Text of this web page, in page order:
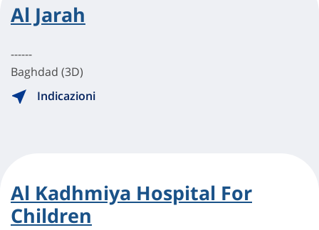
Al Jarah
------
Baghdad (3D)
Indicazioni
Al Kadhmiya Hospital For
Children